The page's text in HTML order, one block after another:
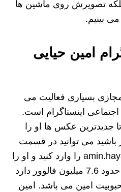
بلکه تصویرش روی ماشین ها
بینیم.
امین حیایی
بسیاری فعالیت می
اینستاگرام است.
جدیدترین عکس ها او را
باشید می توانید در قسمت
جستجو اینستاگرام آیدی amin.hayai را وارد کنید و او را
فالو کنید. او در این صفحه حدود 7.6 میلیون فالوور دارد
امین می باشد. امین